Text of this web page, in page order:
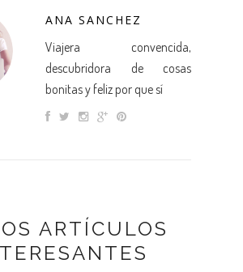
ANA SANCHEZ
Viajera convencida,
descubridora de cosas
bonitas y feliz por que sí
ARTÍCULOS